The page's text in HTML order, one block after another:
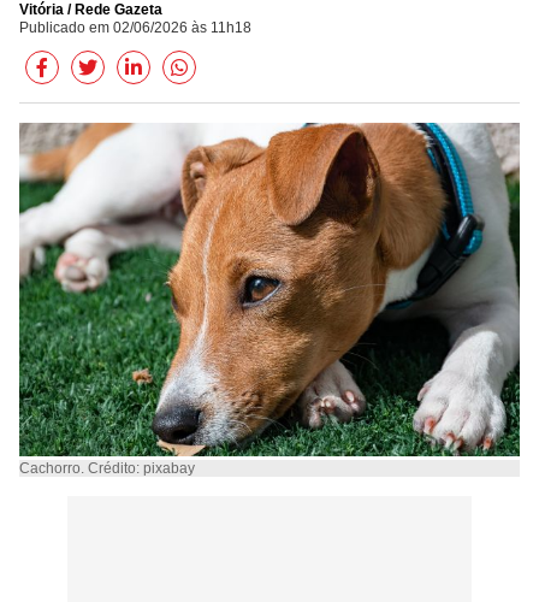
Vitória / Rede Gazeta
Publicado em 02/06/2026 às 11h18
Cachorro. Crédito: pixabay